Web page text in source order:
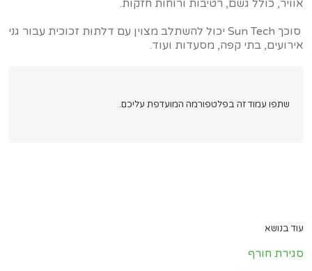
אוויר, כולל גשם, רטיבות ורוחות חזקות.
סוכך Sun Tech יכול להשתלב מצוין עם דלתות זכוכית עבור גני
אירועים, בתי קפה, מסעדות ועוד.
שתפו עמוד זה בפלטפורמה המועדפת עליכם.
עוד בנושא
סגירת חורף